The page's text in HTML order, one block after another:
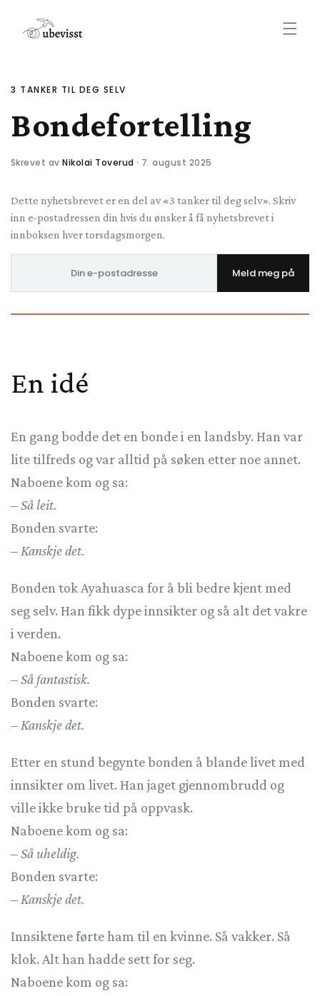
innholdet
3 TANKER TIL DEG SELV
Bondefortelling
Skrevet avNikolai Toverud · 7. august 2025
Dette nyhetsbrevet er en del av «3 tanker til deg selv». Skriv
inn e-postadressen din hvis du ønsker å få nyhetsbrevet i
innboksen hver torsdagsmorgen.
Meld meg på
En idé
En gang bodde det en bonde i en landsby. Han var
lite tilfreds og var alltid på søken etter noe annet.
Naboene kom og sa:
– Så leit.
Bonden svarte:
– Kanskje det.
Bonden tok Ayahuasca for å bli bedre kjent med
seg selv. Han fikk dype innsikter og så alt det vakre
i verden.
Naboene kom og sa:
– Så fantastisk.
Bonden svarte:
– Kanskje det.
Etter en stund begynte bonden å blande livet med
innsikter om livet. Han jaget gjennombrudd og
ville ikke bruke tid på oppvask.
Naboene kom og sa:
– Så uheldig.
Bonden svarte:
– Kanskje det.
Innsiktene førte ham til en kvinne. Så vakker. Så
klok. Alt han hadde sett for seg.
Naboene kom og sa: